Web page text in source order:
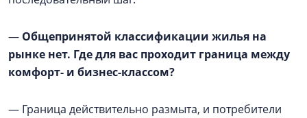
— Общепринятой классификации жилья на
рынке нет. Где для вас проходит граница между
комфорт- и бизнес-классом?
— Граница действительно размыта, и потребители